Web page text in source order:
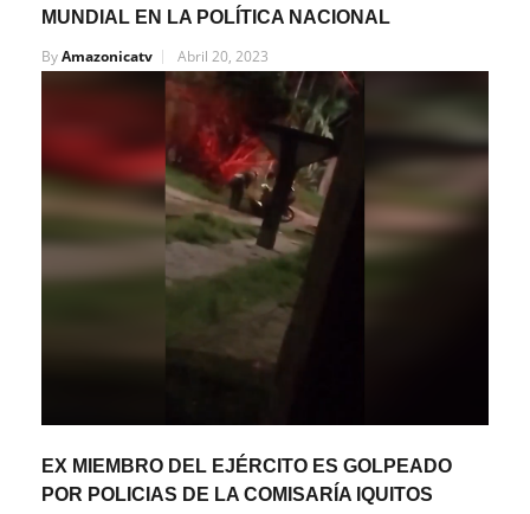
MUNDIAL EN LA POLÍTICA NACIONAL
ByAmazonicatv Abril 20, 2023
EX MIEMBRO DEL EJÉRCITO ES GOLPEADO
POR POLICIAS DE LA COMISARÍA IQUITOS